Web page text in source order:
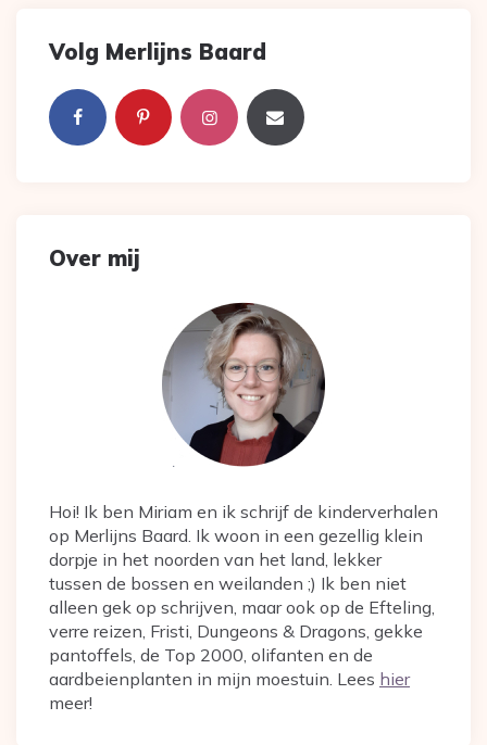
Volg Merlijns Baard
Over mij
Hoi! Ik ben Miriam en ik schrijf de kinderverhalen
op Merlijns Baard. Ik woon in een gezellig klein
dorpje in het noorden van het land, lekker
tussen de bossen en weilanden ;) Ik ben niet
alleen gek op schrijven, maar ook op de Efteling,
verre reizen, Fristi, Dungeons & Dragons, gekke
pantoffels, de Top 2000, olifanten en de
aardbeienplanten in mijn moestuin. Lees hier
meer!